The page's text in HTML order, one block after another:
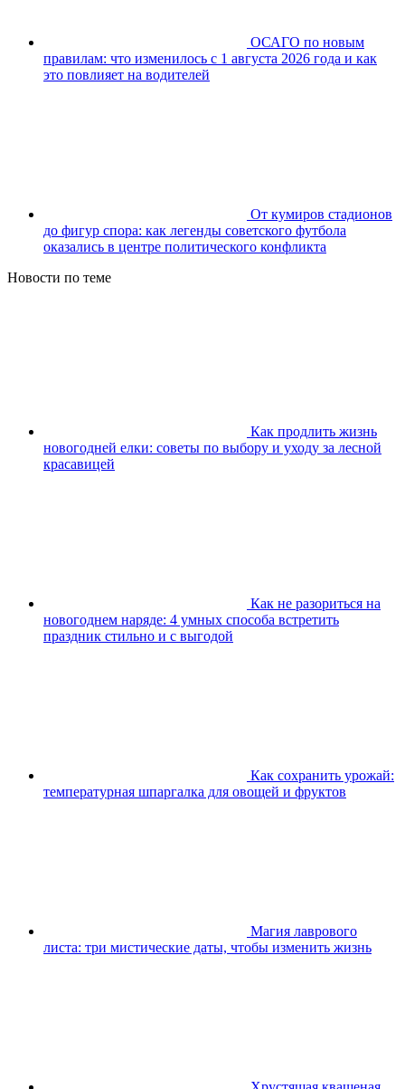
ОСАГО по новым
правилам: что изменилось с 1 августа 2026 года и как
это повлияет на водителей
От кумиров стадионов
до фигур спора: как легенды советского футбола
оказались в центре политического конфликта
Новости по теме
Как продлить жизнь
новогодней елки: советы по выбору и уходу за лесной
красавицей
Как не разориться на
новогоднем наряде: 4 умных способа встретить
праздник стильно и с выгодой
Как сохранить урожай:
температурная шпаргалка для овощей и фруктов
Магия лаврового
листа: три мистические даты, чтобы изменить жизнь